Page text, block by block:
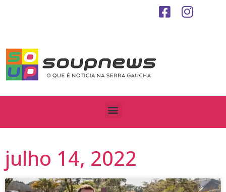
julho 14, 2022